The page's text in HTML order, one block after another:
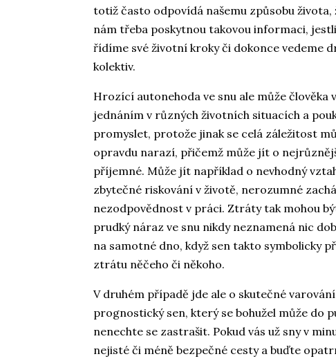
totiž často odpovídá našemu způsobu
nám třeba poskytnou takovou informaci,
řídíme své životní kroky či dokonce vedeme
kolektiv.
Hrozící autonehoda ve snu ale může
jednáním v různých životních situacích a
promyslet, protože jinak se celá záležitost
opravdu narazí, přičemž může jít o
příjemné. Může jít například o nevhodný
zbytečné riskování v životě, nerozumné
nezodpovědnost v práci. Ztráty tak mohou
prudký náraz ve snu nikdy neznamená nic
na samotné dno, když sen takto symbolicky
ztrátu něčeho či někoho.
V druhém případě jde ale o skutečné
prognostický sen, který se bohužel může do
nenechte se zastrašit. Pokud vás už sny v
nejisté či méně bezpečné cesty a buďte